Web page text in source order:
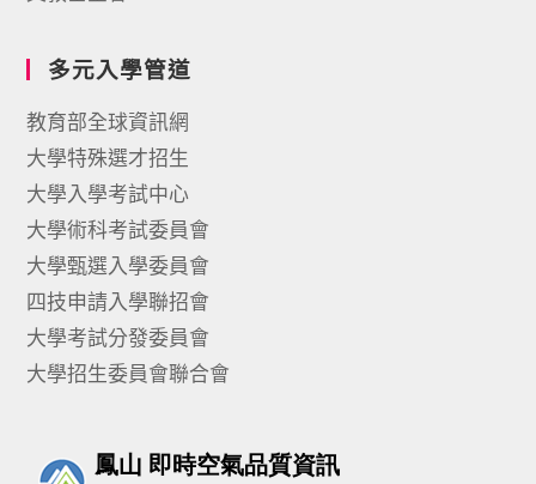
多元入學管道
教育部全球資訊網
大學特殊選才招生
大學入學考試中心
大學術科考試委員會
大學甄選入學委員會
四技申請入學聯招會
大學考試分發委員會
大學招生委員會聯合會